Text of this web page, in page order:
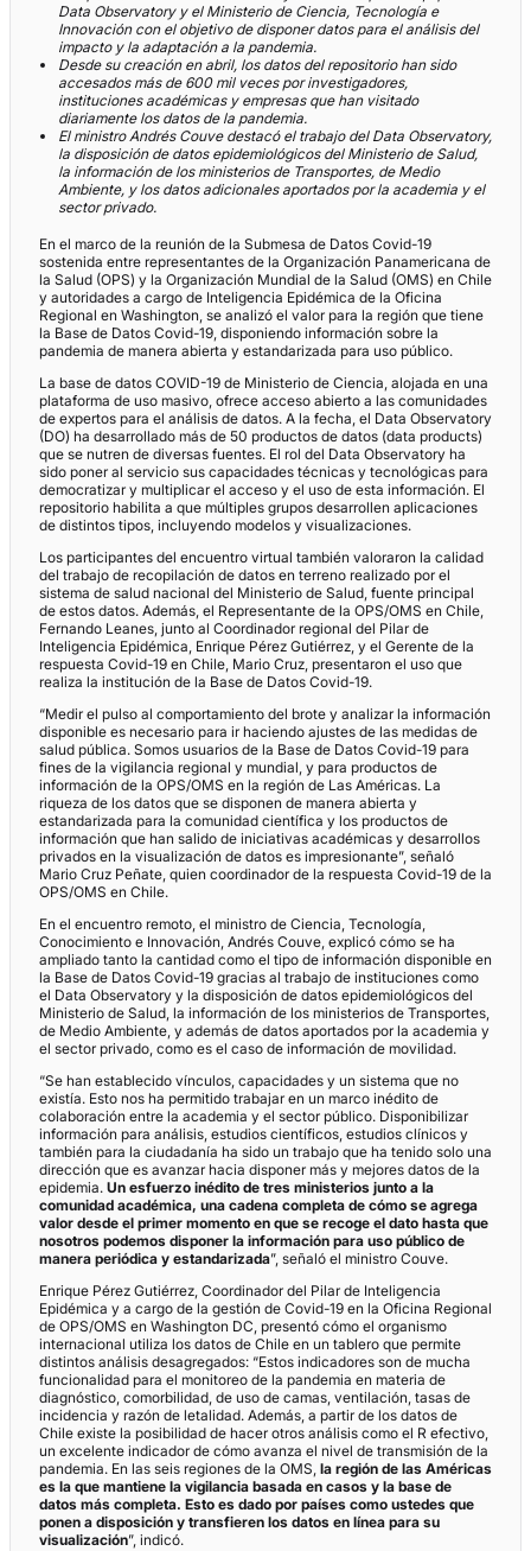
Data Observatory y el Ministerio de Ciencia, Tecnología e
Innovación con el objetivo de disponer datos para el análisis del
impacto y la adaptación a la pandemia.
Desde su creación en abril, los datos del repositorio han sido
accesados más de 600 mil veces por investigadores,
instituciones académicas y empresas que han visitado
diariamente los datos de la pandemia.
El ministro Andrés Couve destacó el trabajo del Data Observatory,
la disposición de datos epidemiológicos del Ministerio de Salud,
la información de los ministerios de Transportes, de Medio
Ambiente, y los datos adicionales aportados por la academia y el
sector privado.
En el marco de la reunión de la Submesa de Datos Covid-19
sostenida entre representantes de la Organización Panamericana de
la Salud (OPS) y la Organización Mundial de la Salud (OMS) en Chile
y autoridades a cargo de Inteligencia Epidémica de la Oficina
Regional en Washington, se analizó el valor para la región que tiene
la Base de Datos Covid-19, disponiendo información sobre la
pandemia de manera abierta y estandarizada para uso público.
La base de datos COVID-19 de Ministerio de Ciencia, alojada en una
plataforma de uso masivo, ofrece acceso abierto a las comunidades
de expertos para el análisis de datos. A la fecha, el Data Observatory
(DO) ha desarrollado más de 50 productos de datos (data products)
que se nutren de diversas fuentes. El rol del Data Observatory ha
sido poner al servicio sus capacidades técnicas y tecnológicas para
democratizar y multiplicar el acceso y el uso de esta información. El
repositorio habilita a que múltiples grupos desarrollen aplicaciones
de distintos tipos, incluyendo modelos y visualizaciones.
Los participantes del encuentro virtual también valoraron la calidad
del trabajo de recopilación de datos en terreno realizado por el
sistema de salud nacional del Ministerio de Salud, fuente principal
de estos datos. Además, el Representante de la OPS/OMS en Chile,
Fernando Leanes, junto al Coordinador regional del Pilar de
Inteligencia Epidémica, Enrique Pérez Gutiérrez, y el Gerente de la
respuesta Covid-19 en Chile, Mario Cruz, presentaron el uso que
realiza la institución de la Base de Datos Covid-19.
“Medir el pulso al comportamiento del brote y analizar la información
disponible es necesario para ir haciendo ajustes de las medidas de
salud pública. Somos usuarios de la Base de Datos Covid-19 para
fines de la vigilancia regional y mundial, y para productos de
información de la OPS/OMS en la región de Las Américas. La
riqueza de los datos que se disponen de manera abierta y
estandarizada para la comunidad científica y los productos de
información que han salido de iniciativas académicas y desarrollos
privados en la visualización de datos es impresionante”, señaló
Mario Cruz Peñate, quien coordinador de la respuesta Covid-19 de la
OPS/OMS en Chile.
En el encuentro remoto, el ministro de Ciencia, Tecnología,
Conocimiento e Innovación, Andrés Couve, explicó cómo se ha
ampliado tanto la cantidad como el tipo de información disponible en
la Base de Datos Covid-19 gracias al trabajo de instituciones como
el Data Observatory y la disposición de datos epidemiológicos del
Ministerio de Salud, la información de los ministerios de Transportes,
de Medio Ambiente, y además de datos aportados por la academia y
el sector privado, como es el caso de información de movilidad.
“Se han establecido vínculos, capacidades y un sistema que no
existía. Esto nos ha permitido trabajar en un marco inédito de
colaboración entre la academia y el sector público. Disponibilizar
información para análisis, estudios científicos, estudios clínicos y
también para la ciudadanía ha sido un trabajo que ha tenido solo una
dirección que es avanzar hacia disponer más y mejores datos de la
epidemia. Un esfuerzo inédito de tres ministerios junto a la
comunidad académica, una cadena completa de cómo se agrega
valor desde el primer momento en que se recoge el dato hasta que
nosotros podemos disponer la información para uso público de
manera periódica y estandarizada”, señaló el ministro Couve.
Enrique Pérez Gutiérrez, Coordinador del Pilar de Inteligencia
Epidémica y a cargo de la gestión de Covid-19 en la Oficina Regional
de OPS/OMS en Washington DC, presentó cómo el organismo
internacional utiliza los datos de Chile en un tablero que permite
distintos análisis desagregados: “Estos indicadores son de mucha
funcionalidad para el monitoreo de la pandemia en materia de
diagnóstico, comorbilidad, de uso de camas, ventilación, tasas de
incidencia y razón de letalidad. Además, a partir de los datos de
Chile existe la posibilidad de hacer otros análisis como el R efectivo,
un excelente indicador de cómo avanza el nivel de transmisión de la
pandemia. En las seis regiones de la OMS, la región de las Américas
es la que mantiene la vigilancia basada en casos y la base de
datos más completa. Esto es dado por países como ustedes que
ponen a disposición y transfieren los datos en línea para su
visualización”, indicó.